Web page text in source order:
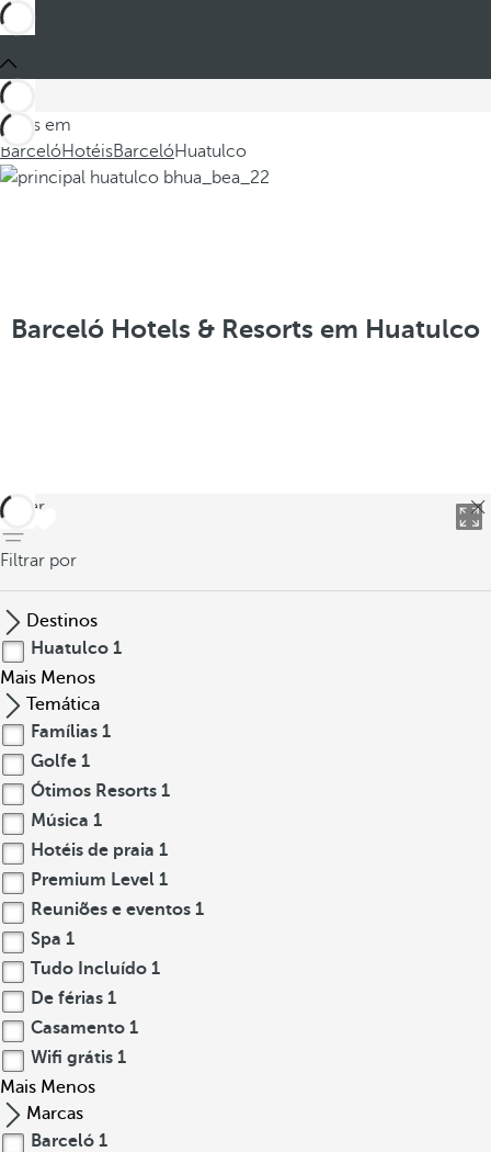
Estes em
BarcelóHotéisBarcelóHuatulco
Barceló Hotels & Resorts em Huatulco
voltar
Filtrar por
Destinos
Huatulco 1
Mais Menos
Temática
Famílias 1
Golfe 1
Ótimos Resorts 1
Música 1
Hotéis de praia 1
Premium Level 1
Reuniões e eventos 1
Spa 1
Tudo Incluído 1
De férias 1
Casamento 1
Wifi grátis 1
Mais Menos
Marcas
Barceló 1